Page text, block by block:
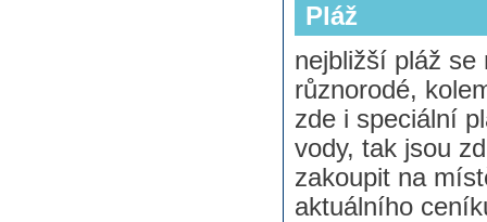
Pláž
nejbližší pláž se
různorodé,
zde i speciální
vody, tak jsou
zakoupit na
aktuálního